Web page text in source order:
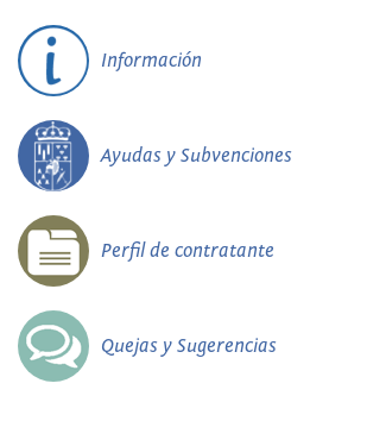
Información
Ayudas y Subvenciones
Perfil de contratante
Quejas y Sugerencias